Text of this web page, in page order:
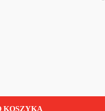
KOSZYKA